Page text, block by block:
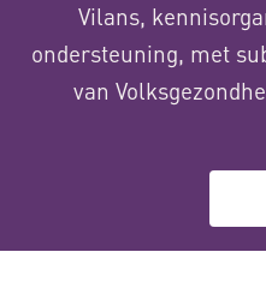
Vilans,
ondersteuning, met
van